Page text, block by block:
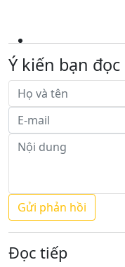
Ý kiến bạn đọc
Đọc tiếp